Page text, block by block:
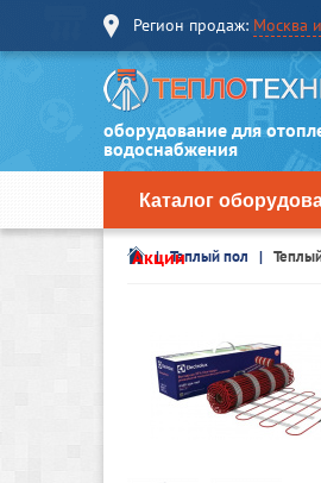
Регион продаж: Москва
оборудование для
водоснабжения
Каталог
АкцииТеплый пол